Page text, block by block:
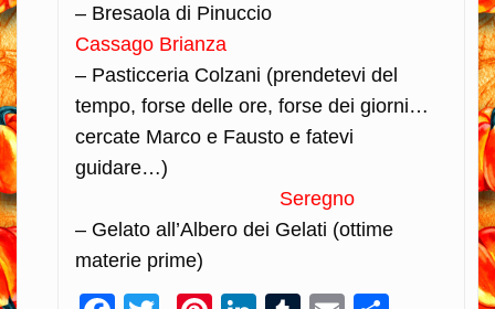
– Bresaola di Pinuccio
Cassago Brianza
– Pasticceria Colzani (prendetevi del
tempo, forse delle ore, forse dei giorni…
cercate Marco e Fausto e fatevi
guidare…)
Seregno
– Gelato all’Albero dei Gelati (ottime
materie prime)